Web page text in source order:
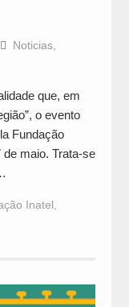
Noticias,
que, em
o evento
Fundação
maio. Trata-se
Inatel